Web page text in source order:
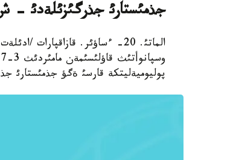
جذمئستارئ جذرگئزئلةدئ -
الماتئ. 20- ءساؤئر.
پوليوميةليتكة قارسئ ةگؤ جذمئستارئ